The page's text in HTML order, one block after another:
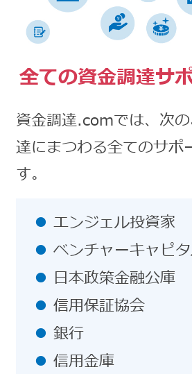
全ての資金調達サ
資金調達.comでは、次
達にまつわる全てのサポ
す。
エンジェル投資家
ベンチャーキャピ
日本政策金融公庫
信用保証協会
銀行
信用金庫